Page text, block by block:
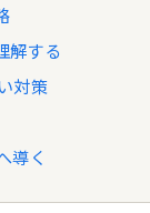
解する
対策
導く